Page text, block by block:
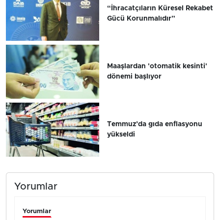
“İhracatçıların Küresel Rekabet
Gücü Korunmalıdır”
Maaşlardan 'otomatik kesinti'
dönemi başlıyor
Temmuz’da gıda enflasyonu
yükseldi
Yorumlar
Yorumlar